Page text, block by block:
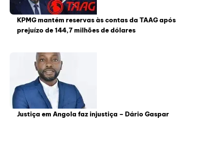
KPMG mantém reservas às contas da TAAG após
prejuízo de 144,7 milhões de dólares
Justiça em Angola faz injustiça – Dário Gaspar